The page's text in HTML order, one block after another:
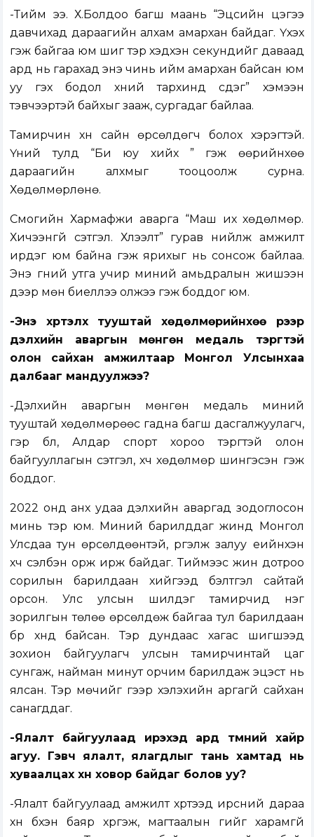
-Тийм ээ. Х.Болдоо багш маань “Эцсийн цэгээ
давчихад дараагийн алхам амархан байдаг. Үхэх
гэж байгаа юм шиг тэр хэдхэн секундийг даваад
ард нь гарахад энэ чинь ийм амархан байсан юм
уу гэх бодол хүний тархинд үүсдэг” хэмээн
тэвчээртэй байхыг зааж, сургадаг байлаа.
Тамирчин хүн сайн өрсөлдөгч болох хэрэгтэй.
Үүний тулд “Би юу хийх үү” гэж өөрийнхөө
дараагийн алхмыг тооцоолж сурна.
Хөдөлмөрлөнө.
Сүмогийн Харүмафүжи аварга “Маш их хөдөлмөр.
Хичээнгүй сэтгэл. Хүлээлт” гурав нийлж амжилт
ирдэг юм байна гэж ярихыг нь сонсож байлаа.
Энэ үгний утга учир миний амьдралын жишээн
дээр мөн биеллээ олжээ гэж боддог юм.
-Энэ хүртэлх тууштай хөдөлмөрийнхөө үрээр
дэлхийн аваргын мөнгөн медаль тэргүүтэй
олон сайхан амжилтаар Монгол Улсынхаа
далбааг мандуулжээ?
-Дэлхийн аваргын мөнгөн медаль миний
тууштай хөдөлмөрөөс гадна багш дасгалжуулагч,
гэр бүл, Алдар спорт хороо тэргүүтэй олон
байгууллагын сэтгэл, хүч хөдөлмөр шингэсэн гэж
боддог.
2022 онд анх удаа дэлхийн аваргад зодоглосон
минь тэр юм. Миний барилддаг жинд Монгол
Улсдаа тун өрсөлдөөнтэй, үргэлж залуу үеийнхэн
хүч сэлбэн орж ирж байдаг. Тиймээс жин дотроо
сорилын барилдаан хийгээд бэлтгэл сайтай
орсон. Улс улсын шилдэг тамирчид нэг
зорилгын төлөө өрсөлдөж байгаа тул барилдаан
бүр хүнд байсан. Тэр дундаас хагас шигшээд
зохион байгуулагч улсын тамирчинтай цаг
сунгаж, найман минут орчим барилдаж эцэст нь
ялсан. Тэр мөчийг үгээр хэлэхийн аргагүй сайхан
санагддаг.
-Ялалт байгуулаад ирэхэд ард түмний хайр
агуу. Гэвч ялалт, ялагдлыг тань хамтад нь
хуваалцах хүн ховор байдаг болов уу?
-Ялалт байгуулаад амжилт хүртээд ирсний дараа
хүн бүхэн баяр хүргэж, магтаалын үгийг харамгүй